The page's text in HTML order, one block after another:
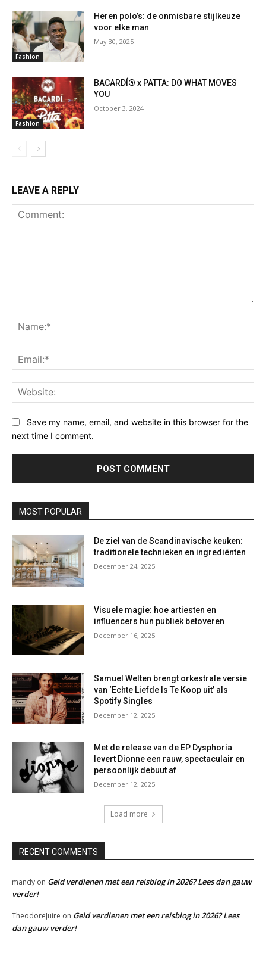
Fashion
Heren polo’s: de onmisbare stijlkeuze
voor elke man
May 30, 2025
Fashion
BACARDÍ® x PATTA: DO WHAT MOVES
YOU
October 3, 2024
LEAVE A REPLY
Save my name, email, and website in this browser for the
next time I comment.
MOST POPULAR
De ziel van de Scandinavische keuken:
traditionele technieken en ingrediënten
December 24, 2025
Visuele magie: hoe artiesten en
influencers hun publiek betoveren
December 16, 2025
Samuel Welten brengt orkestrale versie
van ‘Echte Liefde Is Te Koop uit’ als
Spotify Singles
December 12, 2025
Met de release van de EP Dysphoria
levert Dionne een rauw, spectaculair en
persoonlijk debuut af
December 12, 2025
Load more
RECENT COMMENTS
mandy on Geld verdienen met een reisblog in 2026? Lees dan gauw
verder!
TheodoreJuire on Geld verdienen met een reisblog in 2026? Lees
dan gauw verder!